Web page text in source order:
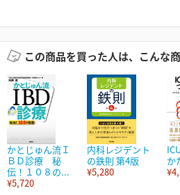
この商品を買った人は、こんな
かとじゅん流Ｉ
ＢＤ診療 秘
伝！１０８の...
¥5,720
内科レジデント
の鉄則 第4版
¥5,280
か